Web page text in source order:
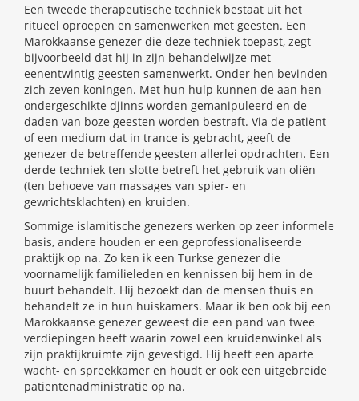
Een tweede therapeutische techniek bestaat uit het
ritueel oproepen en samenwerken met geesten. Een
Marokkaanse genezer die deze techniek toepast, zegt
bijvoorbeeld dat hij in zijn behandelwijze met
eenentwintig geesten samenwerkt. Onder hen bevinden
zich zeven koningen. Met hun hulp kunnen de aan hen
ondergeschikte djinns worden gemanipuleerd en de
daden van boze geesten worden bestraft. Via de patiënt
of een medium dat in trance is gebracht, geeft de
genezer de betreffende geesten allerlei opdrachten. Een
derde techniek ten slotte betreft het gebruik van oliën
(ten behoeve van massages van spier- en
gewrichtsklachten) en kruiden.
Sommige islamitische genezers werken op zeer informele
basis, andere houden er een geprofessionaliseerde
praktijk op na. Zo ken ik een Turkse genezer die
voornamelijk familieleden en kennissen bij hem in de
buurt behandelt. Hij bezoekt dan de mensen thuis en
behandelt ze in hun huiskamers. Maar ik ben ook bij een
Marokkaanse genezer geweest die een pand van twee
verdiepingen heeft waarin zowel een kruidenwinkel als
zijn praktijkruimte zijn gevestigd. Hij heeft een aparte
wacht- en spreekkamer en houdt er ook een uitgebreide
patiëntenadministratie op na.